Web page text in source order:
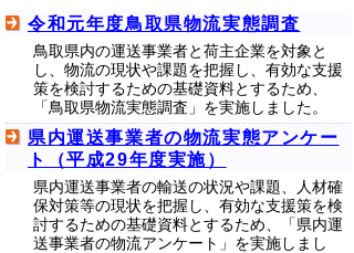
令和元年度鳥取県物流実態調査
鳥取県内の運送事業者と荷主企業を対象と
し、物流の現状や課題を把握し、有効な支援
策を検討するための基礎資料とするため、
「鳥取県物流実態調査」を実施しました。
県内運送事業者の物流実態アンケー
ト（平成29年度実施）
県内運送事業者の輸送の状況や課題、人材確
保対策等の現状を把握し、有効な支援策を検
討するための基礎資料とするため、「県内運
送事業者の物流アンケート」を実施しまし